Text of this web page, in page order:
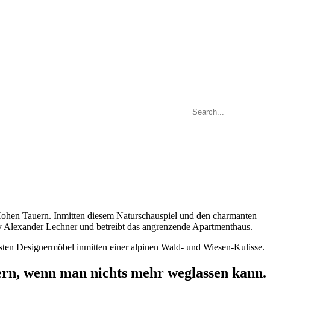
Tauern. Inmitten diesem Naturschauspiel und den charmanten
Lechner und betreibt das angrenzende Apartmenthaus.
Designermöbel inmitten einer alpinen Wald- und Wiesen-Kulisse.
wenn man nichts mehr weglassen kann.